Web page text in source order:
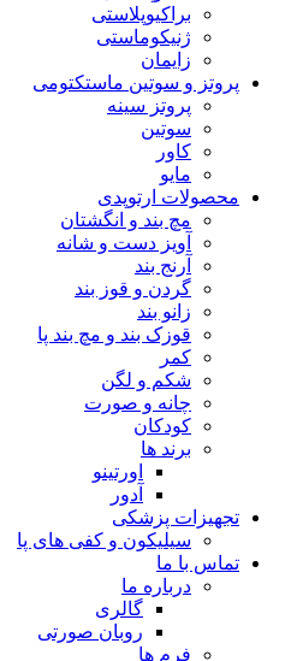
براکیوپلاستی
ژنیکوماستی
زایمان
پروتز و سوتین ماستکتومی
پروتز سینه
سوتین
کاور
مایو
محصولات ارتوپدی
مچ بند و انگشتان
آویز دست و شانه
آرنج بند
گردن و قوز بند
زانو بند
قوزک بند و مچ بند پا
کمر
شکم و لگن
چانه و صورت
کودکان
برند ها
اورتینو
آدور
تجهیزات پزشکی
سیلیکون و کفی های پا
تماس با ما
درباره ما
گالری
روبان صورتی
فرم ها